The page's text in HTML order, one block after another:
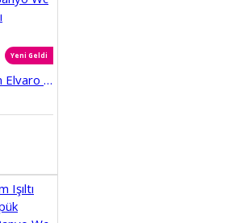
Yeni Geldi
10 Adet 30x30cm Elvaro Seramik Desen Köpük Yapışkanlı Mutfak Banyo Wc Duvar Paneli Kağıdı CYCZT00215